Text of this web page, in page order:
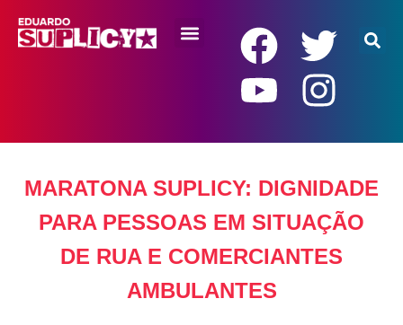
MARATONA SUPLICY: DIGNIDADE
PARA PESSOAS EM SITUAÇÃO
DE RUA E COMERCIANTES
AMBULANTES